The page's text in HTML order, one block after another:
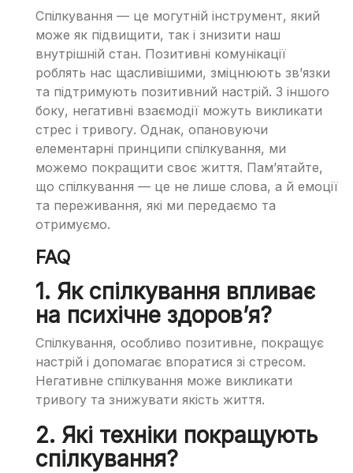
Спілкування — це могутній інструмент, який
може як підвищити, так і знизити наш
внутрішній стан. Позитивні комунікації
роблять нас щасливішими, зміцнюють зв’язки
та підтримують позитивний настрій. З іншого
боку, негативні взаємодії можуть викликати
стрес і тривогу. Однак, опановуючи
елементарні принципи спілкування, ми
можемо покращити своє життя. Пам’ятайте,
що спілкування — це не лише слова, а й емоції
та переживання, які ми передаємо та
отримуємо.
FAQ
1. Як спілкування впливає
на психічне здоров’я?
Спілкування, особливо позитивне, покращує
настрій і допомагає впоратися зі стресом.
Негативне спілкування може викликати
тривогу та знижувати якість життя.
2. Які техніки покращують
спілкування?